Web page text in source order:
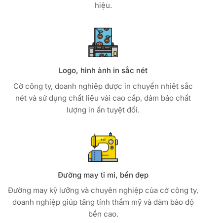
hiệu.
Logo, hình ảnh in sắc nét
Cờ công ty, doanh nghiệp được in chuyển nhiệt sắc
nét và sử dụng chất liệu vải cao cấp, đảm bảo chất
lượng in ấn tuyệt đối.
Đường may tỉ mỉ, bền đẹp
Đường may kỹ lưỡng và chuyên nghiệp của cờ công ty,
doanh nghiệp giúp tăng tính thẩm mỹ và đảm bảo độ
bền cao.